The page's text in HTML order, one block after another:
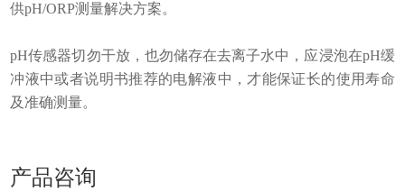
供pH/ORP测量解决方案。
pH传感器切勿干放，也勿储存在去离子水中，应浸泡在pH缓
冲液中或者说明书推荐的电解液中，才能保证长的使用寿命
及准确测量。
产品咨询